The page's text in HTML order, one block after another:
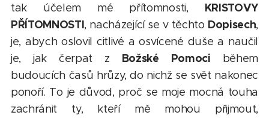
tak účelem mé přítomnosti, KRISTOVY
PŘÍTOMNOSTI, nacházející se v těchto Dopisech,
je, abych oslovil citlivé a osvícené duše a naučil
je, jak čerpat z Božské Pomoci během
budoucích časů hrůzy, do nichž se svět nakonec
ponoří. To je důvod, proč se moje mocná touha
zachránit ty, kteří mě mohou přijmout,